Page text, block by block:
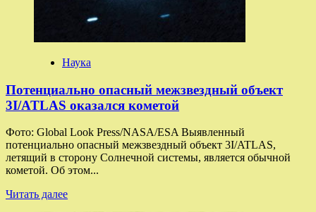
научных
Yaogan-
40
Наука
Потенциально опасный межзвездный объект
3I/ATLAS оказался кометой
Фото: Global Look Press/NASA/ESA Выявленный
потенциально опасный межзвездный объект 3I/ATLAS,
летящий в сторону Солнечной системы, является обычной
кометой. Об этом...
Читать далееПрочитать